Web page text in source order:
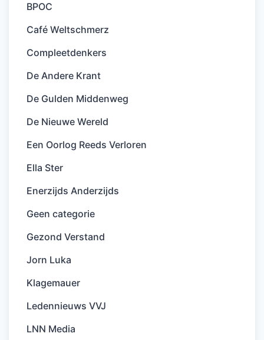
BPOC
Café Weltschmerz
Compleetdenkers
De Andere Krant
De Gulden Middenweg
De Nieuwe Wereld
Een Oorlog Reeds Verloren
Ella Ster
Enerzijds Anderzijds
Geen categorie
Gezond Verstand
Jorn Luka
Klagemauer
Ledennieuws VVJ
LNN Media